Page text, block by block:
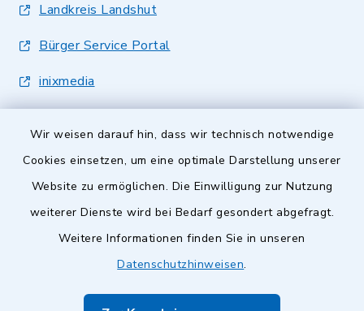
Wir weisen darauf hin, dass wir technisch notwendige
Cookies einsetzen, um eine optimale Darstellung unserer
Website zu ermöglichen. Die Einwilligung zur Nutzung
weiterer Dienste wird bei Bedarf gesondert abgefragt.
Weitere Informationen finden Sie in unseren
Datenschutzhinweisen.
Landkreis Landshut
Bürger Service Portal
inixmedia
Barrierefreiheit